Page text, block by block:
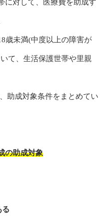
に対して、医療費を助成す
歳未満(中度以上の障害が
て、生活保護世帯や里親
助成対象条件をまとめてい
の助成対象
る